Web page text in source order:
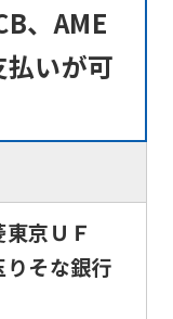
、AME
いが可
京ＵＦ
りそな銀行